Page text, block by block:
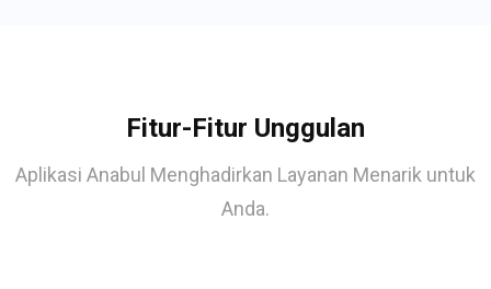
Fitur-Fitur Unggulan
Aplikasi Anabul Menghadirkan Layanan Menarik untuk
Anda.